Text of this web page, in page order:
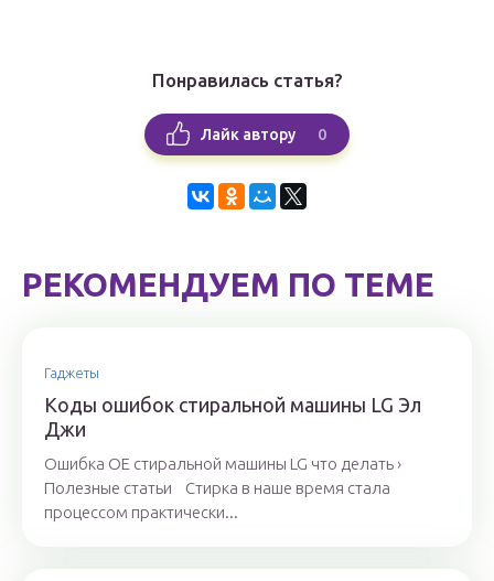
Понравилась статья?
Лайк автору 0
РЕКОМЕНДУЕМ ПО ТЕМЕ
Гаджеты
Коды ошибок стиральной машины LG Эл
Джи
Ошибка ОЕ стиральной машины LG что делать ›
Полезные статьи Стирка в наше время стала
процессом практически...